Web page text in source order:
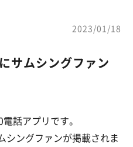
2023/01/18
サムシングファン
話アプリです。
シングファンが掲載されま